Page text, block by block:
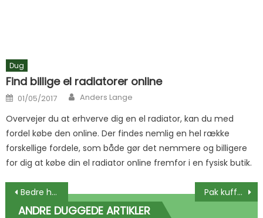
Dug
Find billige el radiatorer online
Posted on
01/05/2017 Author
Anders Lange
Overvejer du at erhverve dig en el radiator, kan du med
fordel købe den online. Der findes nemlig en hel række
forskellige fordele, som både gør det nemmere og billigere
for dig at købe din el radiator online fremfor i en fysisk butik.
Indlægsnavigation
Bedre hestefoder gav vægttab Pak kufferten med hovedet
ANDRE DUGGEDE ARTIKLER